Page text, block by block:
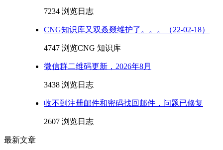
7234 浏览日志
CNG知识库又双叒叕维护了。。。（22-02-18）
4747 浏览CNG 知识库
微信群二维码更新，2026年8月
3438 浏览日志
收不到注册邮件和密码找回邮件，问题已修复
2607 浏览日志
最新文章